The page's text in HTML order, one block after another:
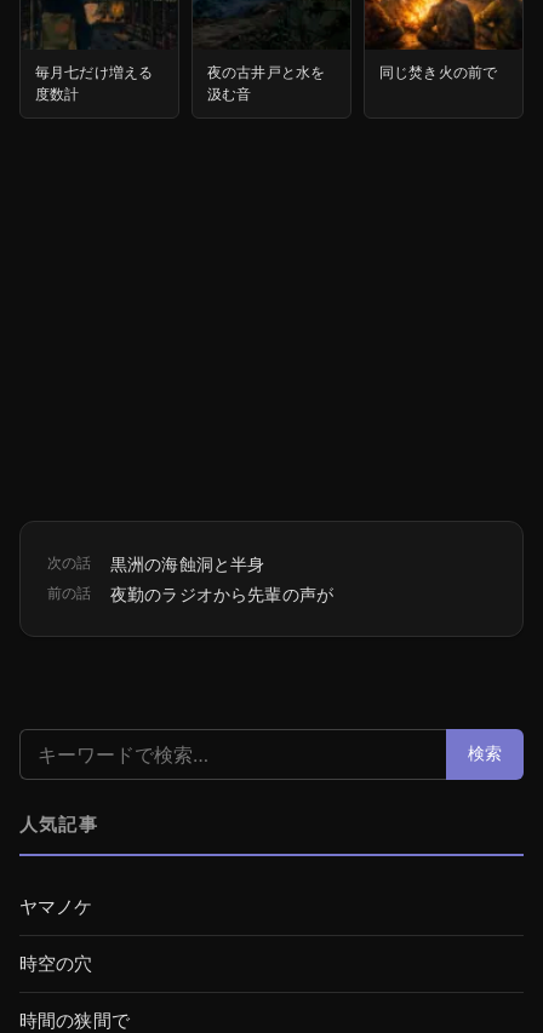
毎月七だけ増える
度数計
夜の古井戸と水を
汲む音
同じ焚き火の前で
次の話 黒洲の海蝕洞と半身
前の話 夜勤のラジオから先輩の声が
検索: 検索
人気記事
ヤマノケ
時空の穴
時間の狭間で